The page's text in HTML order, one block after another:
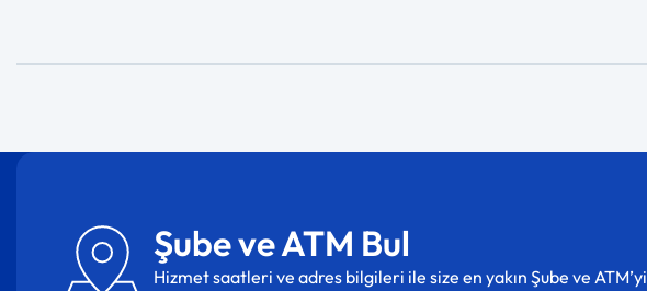
Şube ve ATM Bul
Hizmet saatleri ve adres bilgileri ile size en yakın Şube ve ATM’yi